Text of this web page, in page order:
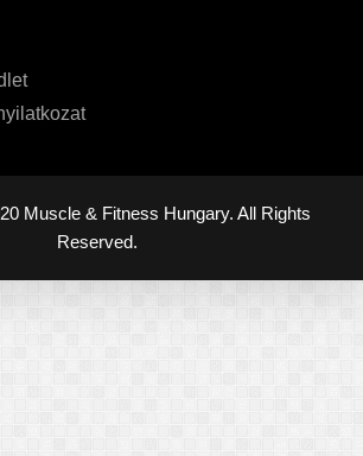
Muscle & Fitness Hungary. All Rights
Reserved.